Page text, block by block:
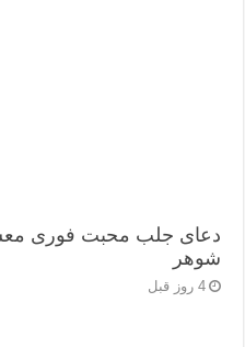
دعای جلب محبت فوری
شوهر
4 روز قبل